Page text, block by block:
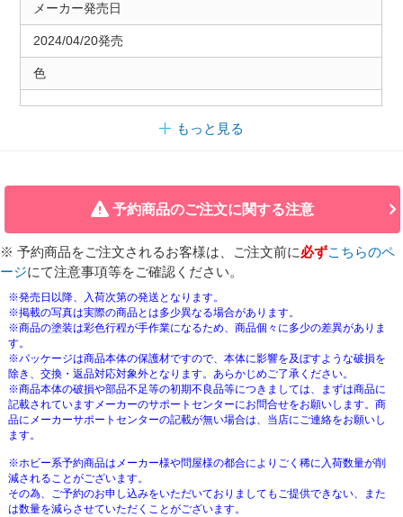
メーカー発売日
2024/04/20発売
色
もっと見る
予約商品のご注文に関する注意
※ 予約商品をご注文されるお客様は、ご注文前に必ずこちらのペ
ージにて注意事項等をご確認ください。
※発売日以降、入荷次第の発送となります。
※掲載の写真は実際の商品とは多少異なる場合があります。
※商品の塗装は彩色行程が手作業になるため、商品個々に多少の差異がありま
す。
※パッケージは商品本体の保護材ですので、本体に影響を及ぼすような破損を
除き、交換・返品対応対象外となります。あらかじめご了承ください。
※商品本体の破損や部品不足等の初期不良品等につきましては、まずは商品に
記載されていますメーカーのサポートセンターにお問合せをお願いします。商
品にメーカーサポートセンターの記載が無い場合は、当店にご連絡をお願いし
ます。
※ホビー系予約商品はメーカー様や問屋様の都合によりごく稀に入荷数量が削
減されることがございます。
その為、ご予約のお申し込みをいただいておりましてもご提供できない、また
は数量を減らさせていただくことがございます。